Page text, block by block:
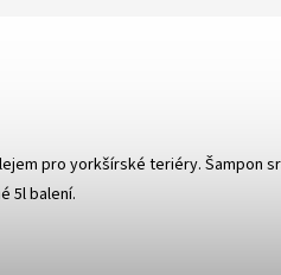
pro yorkšírské teriéry. Šampon
5l balení.